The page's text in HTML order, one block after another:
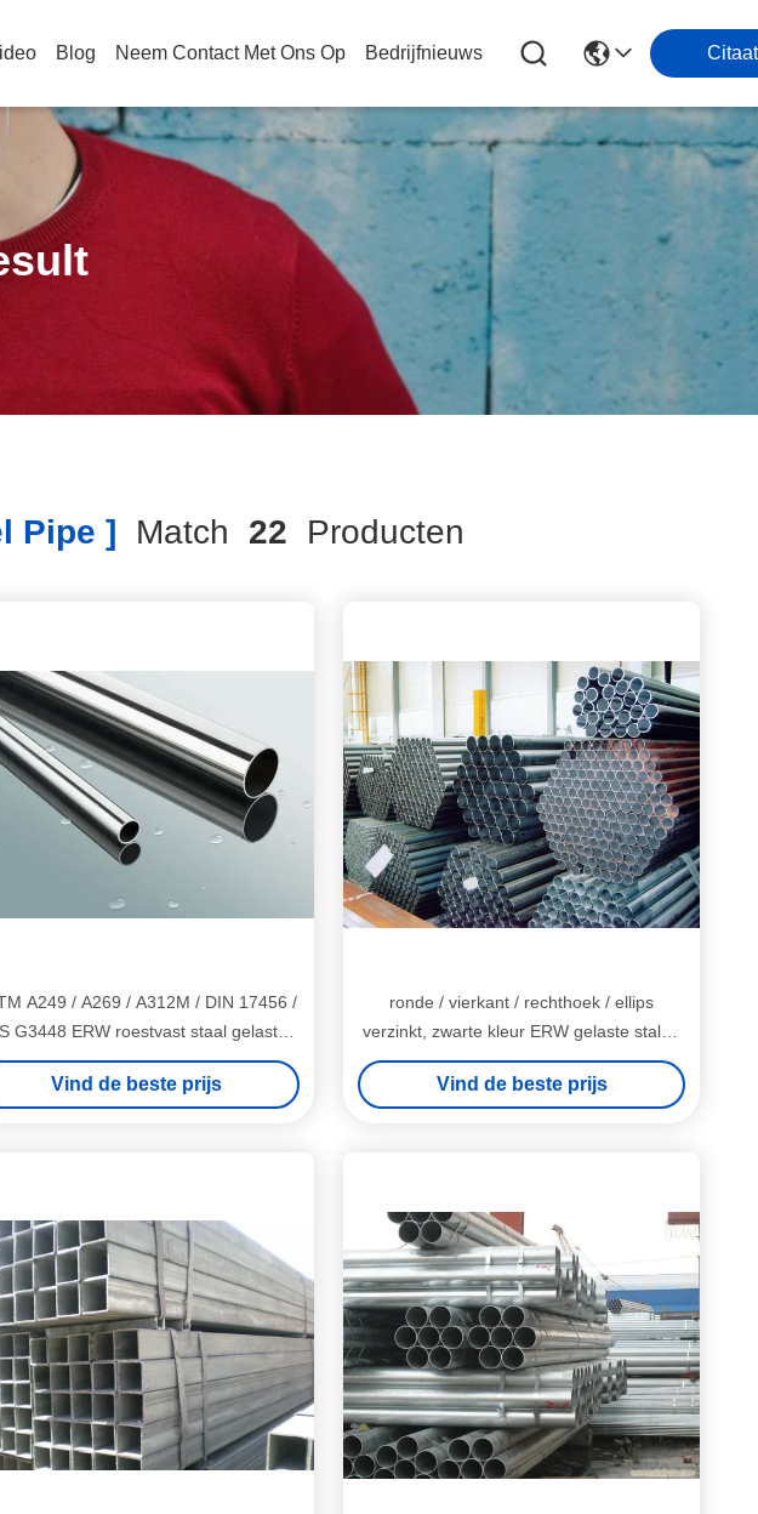
Blog Neem Contact Met Ons Op Bedrijfnieuws Citaat
Pipe ] Match 22 Producten
A249 / A269 / A312M / DIN 17456 /
G3448 ERW roestvast staal gelaste
stalen pijpen / pijp
Vind de beste prijs
ronde / vierkant / rechthoek / ellips
verzinkt, zwarte kleur ERW gelaste stalen
buizen / pijp
Vind de beste prijs